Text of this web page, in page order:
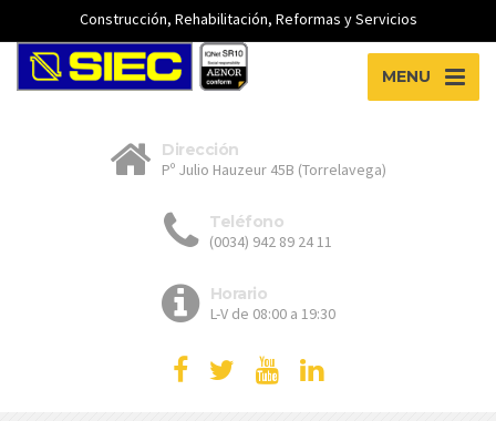
Construcción, Rehabilitación, Reformas y Servicios
MENU
Dirección
Pº Julio Hauzeur 45B (Torrelavega)
Teléfono
(0034) 942 89 24 11
Horario
L-V de 08:00 a 19:30